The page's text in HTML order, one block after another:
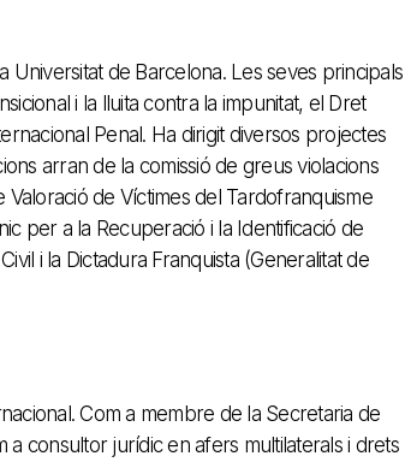
de Barcelona. Les seves principals
i la lluita contra la impunitat, el Dret
Penal. Ha dirigit diversos projectes
arran de la comissió de greus violacions
de Víctimes del Tardofranquisme
per a la Recuperació i la Identificació de
i la Dictadura Franquista (Generalitat de
Com a membre de la Secretaria de
consultor jurídic en afers multilaterals i drets